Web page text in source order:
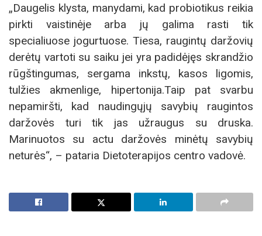
„Daugelis klysta, manydami, kad probiotikus reikia
pirkti vaistinėje arba jų galima rasti tik
specialiuose jogurtuose. Tiesa, raugintų daržovių
derėtų vartoti su saiku jei yra padidėjęs skrandžio
rūgštingumas, sergama inkstų, kasos ligomis,
tulžies akmenlige, hipertonija.Taip pat svarbu
nepamiršti, kad naudingųjų savybių raugintos
daržovės turi tik jas užraugus su druska.
Marinuotos su actu daržovės minėtų savybių
neturės“, – pataria Dietoterapijos centro vadovė.